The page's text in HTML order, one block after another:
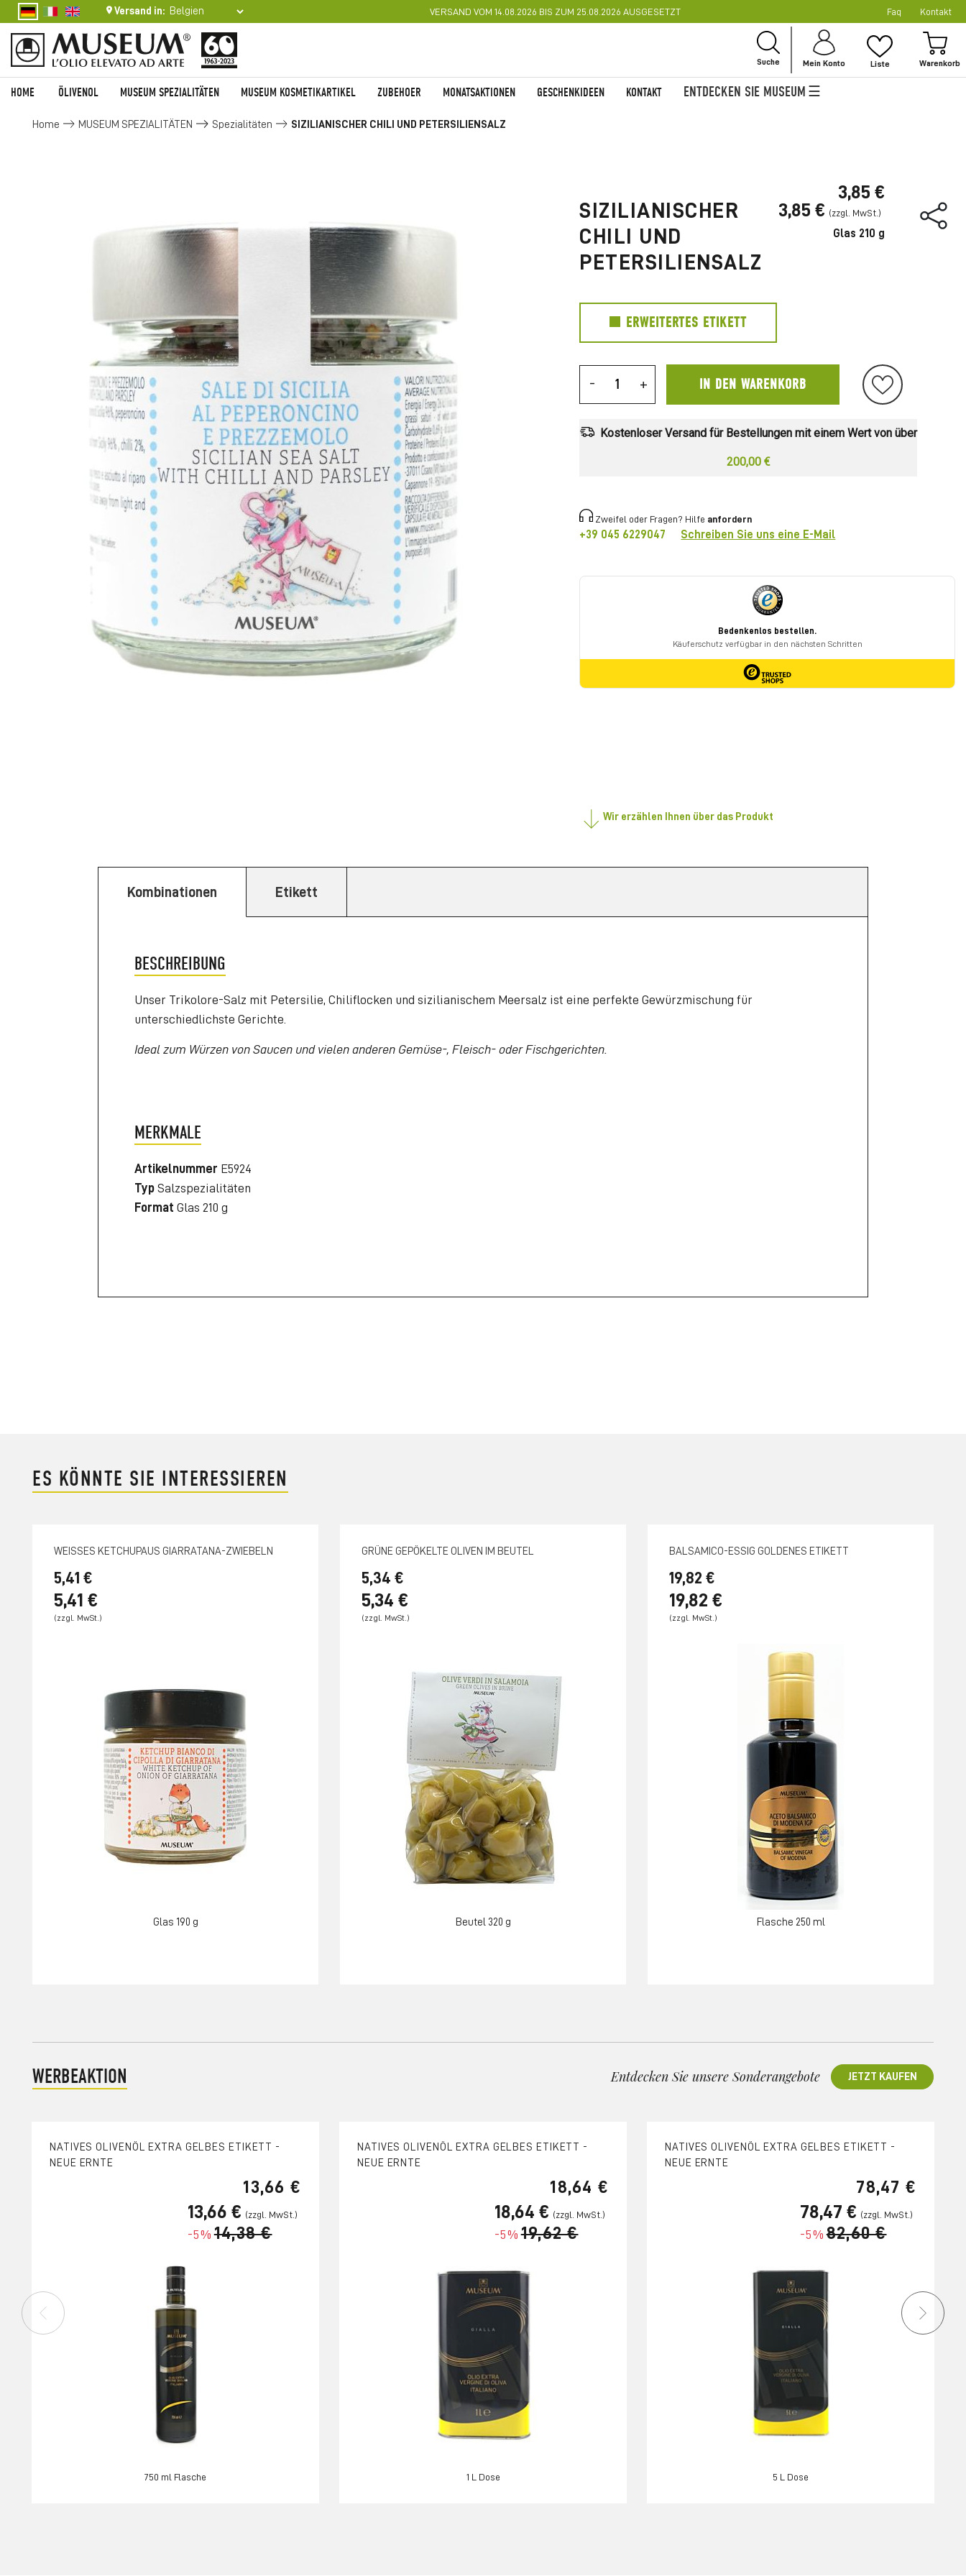
Versand in: VERSAND VOM 14.08.2026 BIS ZUM 25.08.2026 AUSGESETZT Faq Kontakt
Suche Mein Konto Liste
HOME ÖLIVENOL MUSEUM SPEZIALITÄTEN MUSEUM KOSMETIKARTIKEL ZUBEHOER MONATSAKTIONEN GESCHENKIDEEN KONTAKT ENTDECKEN SIE MUSEUM
Home MUSEUM SPEZIALITÄTEN Spezialitäten SIZILIANISCHER CHILI UND PETERSILIENSALZ
BildgalerieSIZILIANISCHER
CHILI UND
PETERSILIENSALZ
3,85 €
3,85 €
Glas 210 g
ERWEITERTES ETIKETT
- + IN DEN WARENKORB
Kostenloser Versand für Bestellungen mit einem Wert von über
200,00 €
Zweifel oder Fragen? Hilfe anfordern
+39 045 6229047 Schreiben Sie uns eine E-Mail
Wir erzählen Ihnen über das Produkt
Kombinationen Etikett
BESCHREIBUNG
Unser Trikolore-Salz mit Petersilie, Chiliflocken und sizilianischem Meersalz ist eine perfekte Gewürzmischung für
unterschiedlichste Gerichte.
Ideal zum Würzen von Saucen und vielen anderen Gemüse-, Fleisch- oder Fischgerichten.
MERKMALE
Artikelnummer E5924
Typ Salzspezialitäten
Format Glas 210 g
ES KÖNNTE SIE INTERESSIEREN
WEISSES KETCHUPAUS GIARRATANA-ZWIEBELN
5,41 €
5,41 €
Glas 190 g
GRÜNE GEPÖKELTE OLIVEN IM BEUTEL
5,34 €
5,34 €
Beutel 320 g
BALSAMICO-ESSIG GOLDENES ETIKETT
19,82 €
19,82 €
Flasche 250 ml
WERBEAKTION Entdecken Sie unsere Sonderangebote JETZT KAUFEN
NATIVES OLIVENÖL EXTRA GELBES ETIKETT -
NEUE ERNTE
-5% 14,38 €
13,66 €
13,66 €
750 ml Flasche
NATIVES OLIVENÖL EXTRA GELBES ETIKETT -
NEUE ERNTE
-5% 19,62 €
18,64 €
18,64 €
1 L Dose
NATIVES OLIVENÖL EXTRA GELBES ETIKETT -
NEUE ERNTE
-5% 82,60 €
78,47 €
78,47 €
5 L Dose